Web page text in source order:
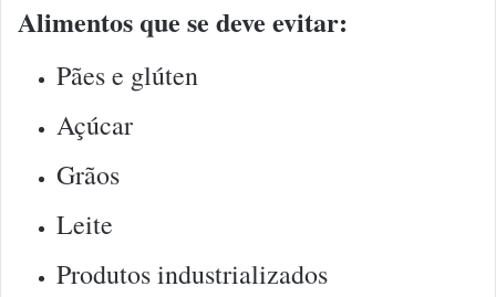
Alimentos que se deve evitar:
Pães e glúten
Açúcar
Grãos
Leite
Produtos industrializados